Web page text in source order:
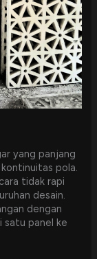
yang panjang
pola.
tidak rapi
desain.
dengan
satu panel ke